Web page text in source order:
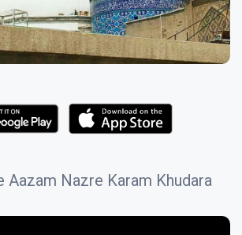
Aazam Nazre Karam Khudara